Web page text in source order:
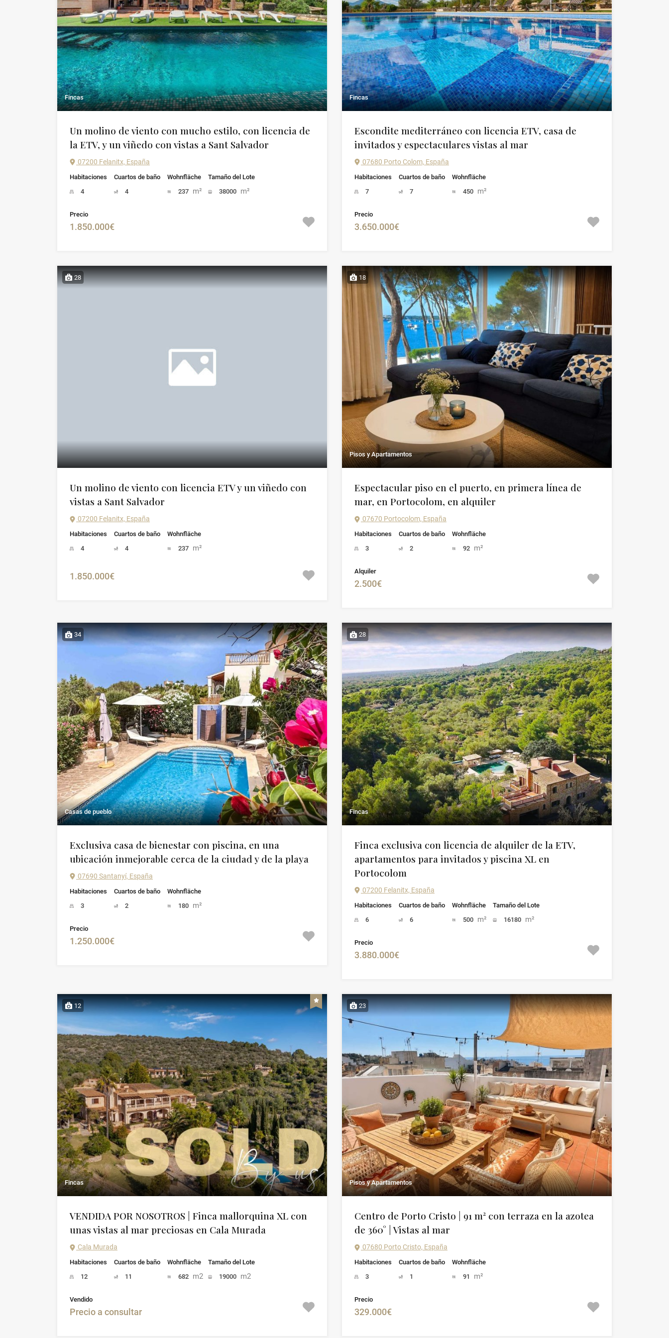
Fincas
Un molino de viento con mucho estilo, con licencia de
la ETV, y un viñedo con vistas a Sant Salvador
07200 Felanitx, España
Habitaciones
4
Cuartos de baño
4
Wohnfläche
237 m²
Tamaño del Lote
38000 m²
Precio
1.850.000€
Fincas
Escondite mediterráneo con licencia ETV, casa de
invitados y espectaculares vistas al mar
07680 Porto Colom, España
Habitaciones
7
Cuartos de baño
7
Wohnfläche
450 m²
Precio
3.650.000€
28
Un molino de viento con licencia ETV y un viñedo con
vistas a Sant Salvador
07200 Felanitx, España
Habitaciones
4
Cuartos de baño
4
Wohnfläche
237 m²
1.850.000€
18
Pisos y Apartamentos
Espectacular piso en el puerto, en primera línea de
mar, en Portocolom, en alquiler
07670 Portocolom, España
Habitaciones
3
Cuartos de baño
2
Wohnfläche
92 m²
Alquiler
2.500€
34
Casas de pueblo
Exclusiva casa de bienestar con piscina, en una
ubicación inmejorable cerca de la ciudad y de la playa
07690 Santanyí, España
Habitaciones
3
Cuartos de baño
2
Wohnfläche
180 m²
Precio
1.250.000€
28
Fincas
Finca exclusiva con licencia de alquiler de la ETV,
apartamentos para invitados y piscina XL en
Portocolom
07200 Felanitx, España
Habitaciones
6
Cuartos de baño
6
Wohnfläche
500 m²
Tamaño del Lote
16180 m²
Precio
3.880.000€
12
Fincas
VENDIDA POR NOSOTROS | Finca mallorquina XL con
unas vistas al mar preciosas en Cala Murada
Cala Murada
Habitaciones
12
Cuartos de baño
11
Wohnfläche
682 m2
Tamaño del Lote
19000 m2
Vendido
Precio a consultar
23
Pisos y Apartamentos
Centro de Porto Cristo | 91 m² con terraza en la azotea
de 360° | Vistas al mar
07680 Porto Cristo, España
Habitaciones
3
Cuartos de baño
1
Wohnfläche
91
m²
Precio
329.000€